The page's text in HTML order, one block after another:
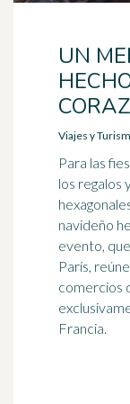
UN
Viajes y
Para las
los regalos
navideño
evento,
París,
comercios
Francia.